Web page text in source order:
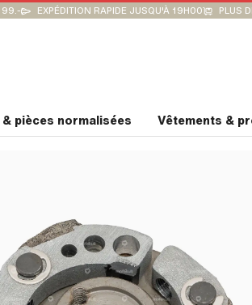
99.- EXPÉDITION RAPIDE JUSQU'À 19H00 PLUS
pièces normalisées Vêtements &